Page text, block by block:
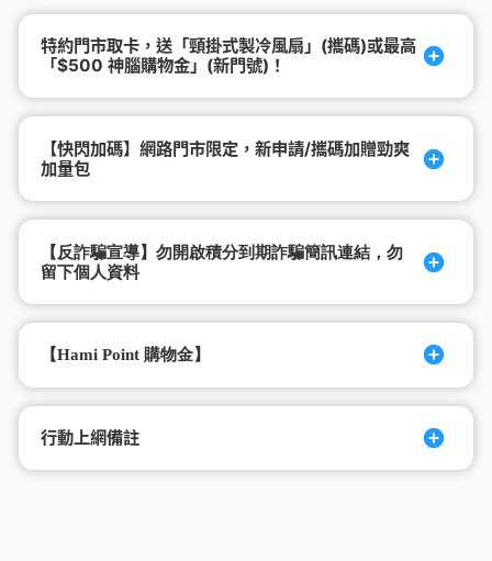
特約門市取卡，送「頸掛式製冷風扇」(攜碼)或最高
「$500 神腦購物金」(新門號)！
【快閃加碼】網路門市限定，新申請/攜碼加贈勁爽
加量包
【反詐騙宣導】勿開啟積分到期詐騙簡訊連結，勿
留下個人資料
【Hami Point 購物金】
行動上網備註